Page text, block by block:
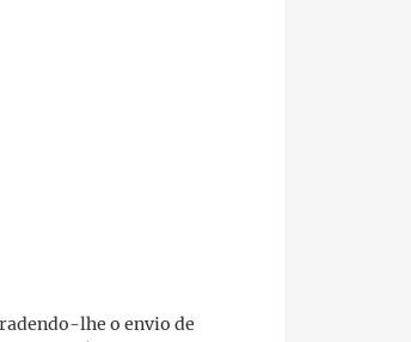
lhe o envio de